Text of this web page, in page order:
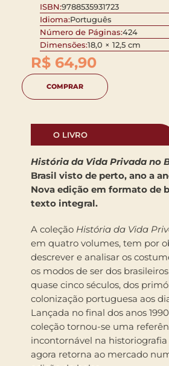
ISBN:9788535931723
Idioma:Português
Número de Páginas:424
Dimensões:18,0 × 12,5 cm
R$ 64,90
COMPRAR
O LIVRO
História da Vida Privada no
Brasil visto de perto, ano a
Nova edição em formato de
texto integral.
A coleção História da Vida
em quatro volumes, tem por
descrever e analisar os
os modos de ser dos
quase cinco séculos, dos
colonização portuguesa aos
Lançada no final dos anos
coleção tornou-se uma
incontornável na
agora retorna ao mercado